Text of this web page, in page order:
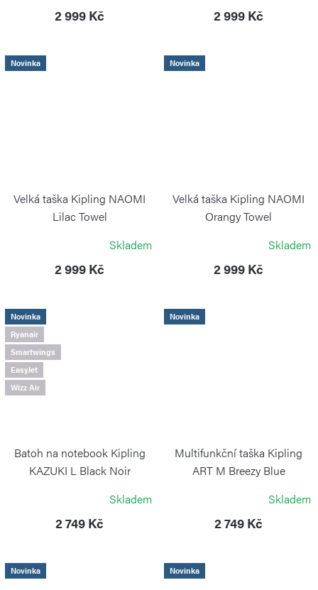
2 999 Kč 2 999 Kč
Novinka
Velká taška Kipling NAOMI
Lilac Towel
Skladem
2 999 Kč
Novinka
Velká taška Kipling NAOMI
Orangy Towel
Skladem
2 999 Kč
Novinka
Ryanair
Smartwings
EasyJet
Wizz Air
Batoh na notebook Kipling
KAZUKI L Black Noir
Skladem
2 749 Kč
Novinka
Multifunkční taška Kipling
ART M Breezy Blue
Skladem
2 749 Kč
Novinka Novinka